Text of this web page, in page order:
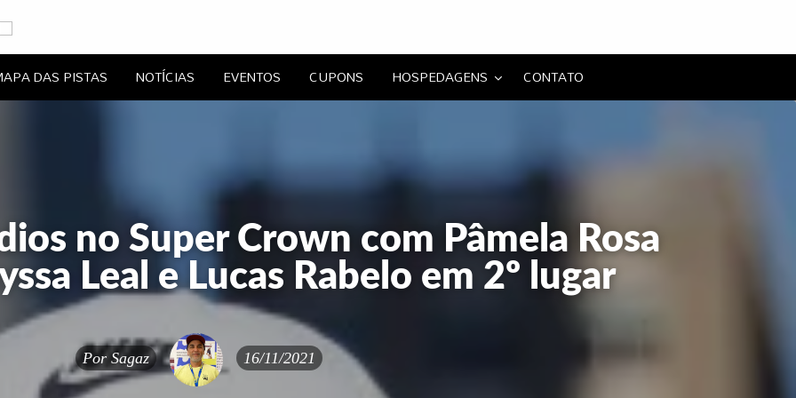
CONTATO
Brasil
DAS PISTAS NOTÍCIAS EVENTOS CUPONS HOSPEDAGENS CONTATO
no Super Crown com Pâmela Rosa
Leal e Lucas Rabelo em 2º lugar
Por Sagaz 16/11/2021